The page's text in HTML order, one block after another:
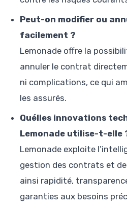
Peut-on modifier ou
facilement ?
Lemonade offre la
annuler le contrat
ni complications, ce qui
les assurés.
Quélles innovations
Lemonade utilise-t-elle
Lemonade exploite
gestion des contrats et
ainsi rapidité,
garanties aux besoins